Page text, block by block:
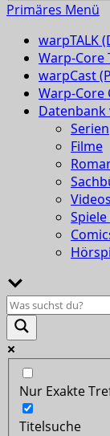
Primäres Menü
warpTALK
Warp-Core
warpCast
Warp-Core
Datenbank
Serien
Filme
Nur Exakte
Titelsuche